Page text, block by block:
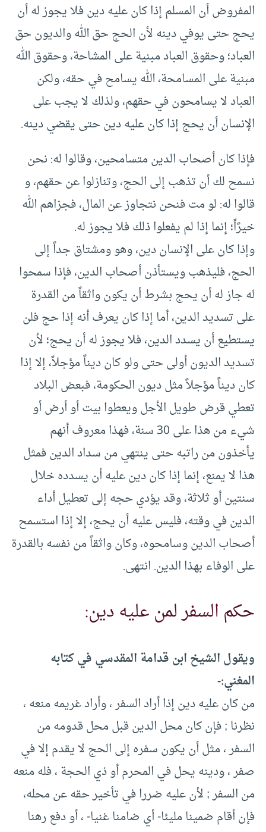
المفروض أن المسلم إذا كان عليه دين فلا يجوز له أن
يحج حتى يوفي دينه لأن الحج حق الله والديون حق
العباد؛ وحقوق العباد مبنية على المشاحة، وحقوق الله
مبنية على المسامحة، الله يسامح في حقه، ولكن
العباد لا يسامحون في حقهم، ولذلك لا يجب على
الإنسان أن يحج إذا كان عليه دين حتى يقضي دينه.
فإذا كان أصحاب الدين متسامحين، وقالوا له: نحن
نسمح لك أن تذهب إلى الحج، وتنازلوا عن حقهم، و
قالوا له: لو مت فنحن نتجاوز عن المال، فجزاهم الله
خيرًاً؛ إنما إذا لم يفعلوا ذلك فلا يجوز له.
وإذا كان على الإنسان دين، وهو ومشتاق جداً إلى
الحج، فليذهب ويستأذن أصحاب الدين، فإذا سمحوا
له جاز له أن يحج بشرط أن يكون واثقاً من القدرة
على تسديد الدين، أما إذا كان يعرف أنه إذا حج فلن
يستطيع أن يسدد الدين، فلا يجوز له أن يحج؛ لأن
تسديد الديون أولى حتى ولو كان ديناً مؤجلاً، إلا إذا
كان ديناً مؤجلاً مثل ديون الحكومة، فبعض البلاد
تعطي قرض طويل الأجل ويعطوا بيت أو أرض أو
شيء من هذا على 30 سنة، فهذا معروف أنهم
يأخذون من راتبه حتى ينتهي من سداد الدين فمثل
هذا لا يمنع، إنما إذا كان دين عليه أن يسدده خلال
سنتين أو ثلاثة، وقد يؤدي حجه إلى تعطيل أداء
الدين في وقته، فليس عليه أن يحج، إلا إذا استسمح
أصحاب الدين وسامحوه، وكان واثقاً من نفسه بالقدرة
على الوفاء بهذا الدين. انتهى.
حكم السفر لمن عليه دين:
ويقول الشيخ ابن قدامة المقدسي في كتابه
المغني:-
من كان عليه دين إذا أراد السفر ، وأراد غريمه منعه ،
نظرنا ; فإن كان محل الدين قبل محل قدومه من
السفر ، مثل أن يكون سفره إلى الحج لا يقدم إلا في
صفر ، ودينه يحل في المحرم أو ذي الحجة ، فله منعه
من السفر ; لأن عليه ضررا في تأخير حقه عن محله،
فإن أقام ضمينا مليئا- أي ضامنا غنيا- ، أو دفع رهنا